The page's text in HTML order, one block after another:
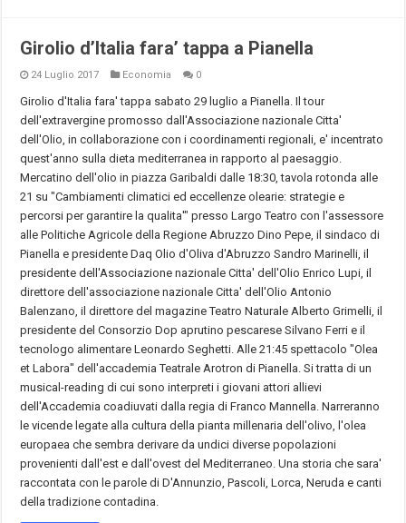
Girolio d’Italia fara’ tappa a Pianella
24 Luglio 2017 Economia 0
Girolio d'Italia fara' tappa sabato 29 luglio a Pianella. Il tour
dell'extravergine promosso dall'Associazione nazionale Citta'
dell'Olio, in collaborazione con i coordinamenti regionali, e' incentrato
quest'anno sulla dieta mediterranea in rapporto al paesaggio.
Mercatino dell'olio in piazza Garibaldi dalle 18:30, tavola rotonda alle
21 su "Cambiamenti climatici ed eccellenze olearie: strategie e
percorsi per garantire la qualita'" presso Largo Teatro con l'assessore
alle Politiche Agricole della Regione Abruzzo Dino Pepe, il sindaco di
Pianella e presidente Daq Olio d'Oliva d'Abruzzo Sandro Marinelli, il
presidente dell'Associazione nazionale Citta' dell'Olio Enrico Lupi, il
direttore dell'associazione nazionale Citta' dell'Olio Antonio
Balenzano, il direttore del magazine Teatro Naturale Alberto Grimelli, il
presidente del Consorzio Dop aprutino pescarese Silvano Ferri e il
tecnologo alimentare Leonardo Seghetti. Alle 21:45 spettacolo "Olea
et Labora" dell'accademia Teatrale Arotron di Pianella. Si tratta di un
musical-reading di cui sono interpreti i giovani attori allievi
dell'Accademia coadiuvati dalla regia di Franco Mannella. Narreranno
le vicende legate alla cultura della pianta millenaria dell'olivo, l'olea
europaea che sembra derivare da undici diverse popolazioni
provenienti dall'est e dall'ovest del Mediterraneo. Una storia che sara'
raccontata con le parole di D'Annunzio, Pascoli, Lorca, Neruda e canti
della tradizione contadina.